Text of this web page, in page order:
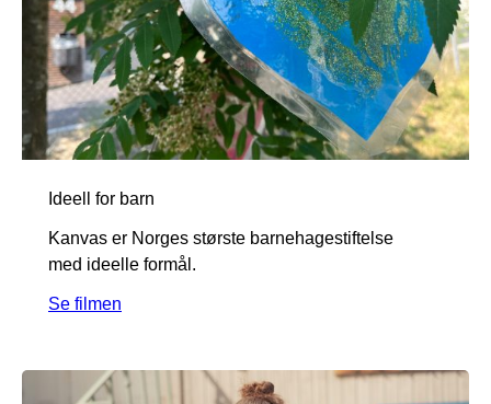
Ideell for barn
Kanvas er Norges største barnehagestiftelse
med ideelle formål.
Se filmen